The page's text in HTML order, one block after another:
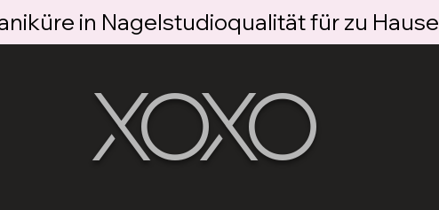
in Nagelstudioqualität für zu Hause
XOXO